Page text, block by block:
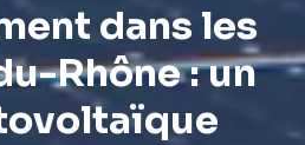
dans les
Rhône : un